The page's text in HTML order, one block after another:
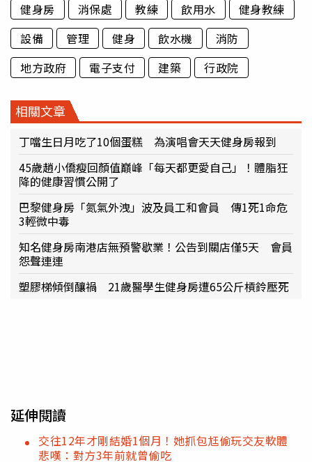
健身房 消保處 教練 飲用水
健身教練
設備
管理 健身 飲水機
消防
地方政府
電子支付 建築 行政院
相關文章
丁噹生日月吃了10個蛋糕 為演唱會天天健身房報到
45歲趙小僑瘦回顏值巔峰「每天都更愛自己」！體脂狂
降的健康習慣公開了
巴黎健身房「氮氣外洩」波及員工和會員 傳1死1命危
3輕微中毒
知名健身房南港店無預警歇業！公告到關店僅5天 會員
怨聲連連
塑膠梯傾倒釀禍 21歲醫學生健身房遭65公斤槓鈴壓死
延伸閱讀
交往12年才剛結婚1個月！她抓包尪偷玩交友軟體
悲嘆：對方3年前就曾偷吃